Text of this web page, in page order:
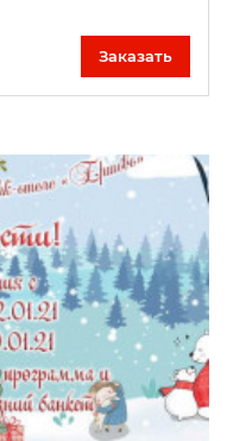
Заказать